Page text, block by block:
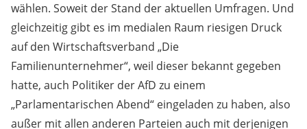
wählen. Soweit der Stand der aktuellen Umfragen. Und
gleichzeitig gibt es im medialen Raum riesigen Druck
auf den Wirtschaftsverband „Die
Familienunternehmer“, weil dieser bekannt gegeben
hatte, auch Politiker der AfD zu einem
„Parlamentarischen Abend“ eingeladen zu haben, also
außer mit allen anderen Parteien auch mit derjenigen